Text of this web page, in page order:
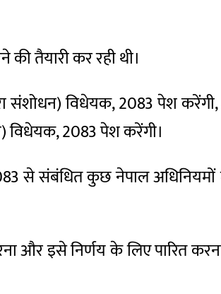
तैयारी कर रही थी।
संशोधन) विधेयक, 2083 पेश
विधेयक, 2083 पेश करेंगी।
2083 से संबंधित कुछ नेपाल
और इसे निर्णय के लिए पारित